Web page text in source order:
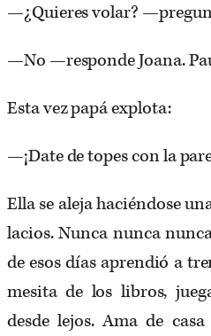
—¿Quieres volar?
—No —responde Joana.
Esta vez papá explota:
—¡Date de topes con la
Ella se aleja haciéndose
lacios. Nunca nunca
de esos días aprendió a
mesita de los libros,
desde lejos. Ama de